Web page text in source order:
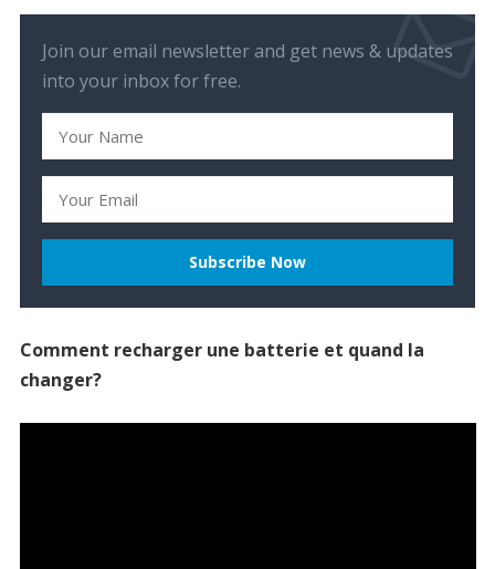
Join our email newsletter and get news & updates
into your inbox for free.
Comment recharger une batterie et quand la
changer?